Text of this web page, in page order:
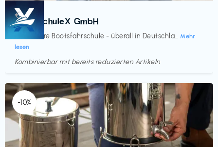
Kurse
BootsschuleX GmbH
Deine faire Bootsfahrschule - überall in Deutschla... Mehr
lesen
€‎
Kombinierbar mit bereits reduzierten Artikeln
-10%